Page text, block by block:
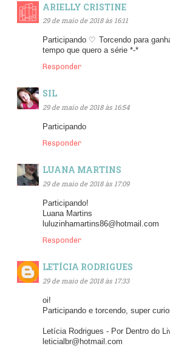
ARIELLY CRISTINE
29 de maio de 2018 às 16:11
Participando ♡ Torcendo para
tempo que quero a série *-*
Responder
SIL
29 de maio de 2018 às 16:54
Participando
Responder
LUANA MARTINS
29 de maio de 2018 às 17:09
Participando!
Luana Martins
luluzinhamartins86@hotmail.com
Responder
LETÍCIA RODRIGUES
29 de maio de 2018 às 17:33
oi!
Participando e torcendo, super
Letícia Rodrigues - Por Dentro do
leticialbr@hotmail.com